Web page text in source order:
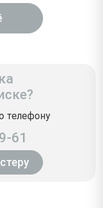
телефону
61